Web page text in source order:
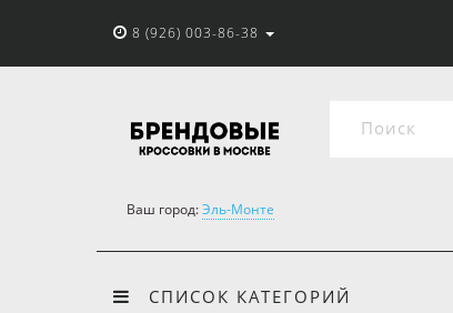
8 (926) 003-86-38
Ваш город:Эль-Монте
СПИСОК КАТЕГОРИЙ